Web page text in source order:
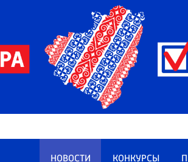
НОВОСТИ КОНКУРСЫ